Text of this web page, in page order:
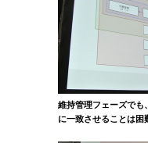
維持管理フェーズでも
に一致させることは困